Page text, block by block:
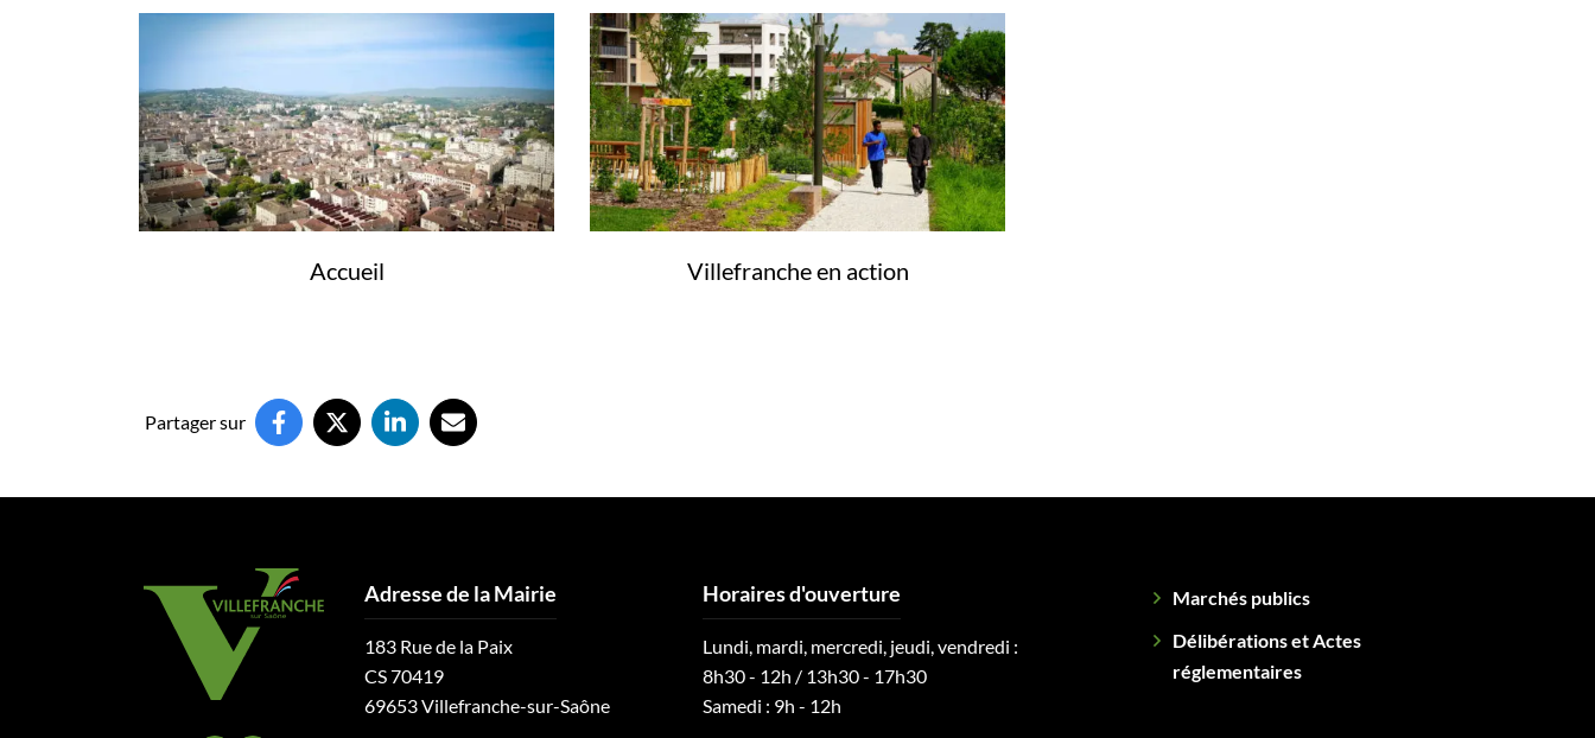
Accueil Villefranche en action
Partager sur
Adresse de la Mairie
183 Rue de la Paix
CS 70419
69653 Villefranche-sur-Saône
Horaires d'ouverture
Lundi, mardi, mercredi, jeudi, vendredi :
8h30 - 12h / 13h30 - 17h30
Samedi : 9h - 12h
Marchés publics
Délibérations et Actes
réglementaires